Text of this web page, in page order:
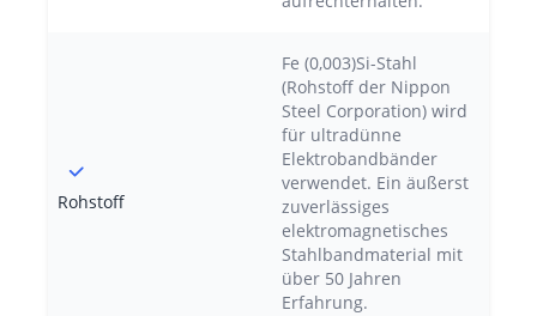
Rohstoff
Fe (0,003)Si-Stahl
(Rohstoff der Nippon
Steel Corporation) wird
für ultradünne
Elektrobandbänder
verwendet. Ein äußerst
zuverlässiges
elektromagnetisches
Stahlbandmaterial mit
über 50 Jahren
Erfahrung.